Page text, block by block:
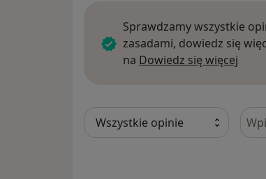
Sprawdzamy wszystkie
zasadami, dowiedz się
na Dowiedz się więcej